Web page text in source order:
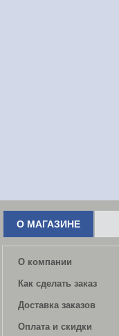
О МАГАЗИНЕ
О компании
Как сделать заказ
Доставка заказов
Оплата и скидки